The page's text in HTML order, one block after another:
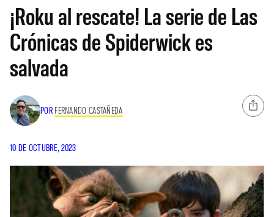
¡Roku al rescate! La serie de Las
Crónicas de Spiderwick es
salvada
POR FERNANDO CASTAÑEDA
10 DE OCTUBRE, 2023